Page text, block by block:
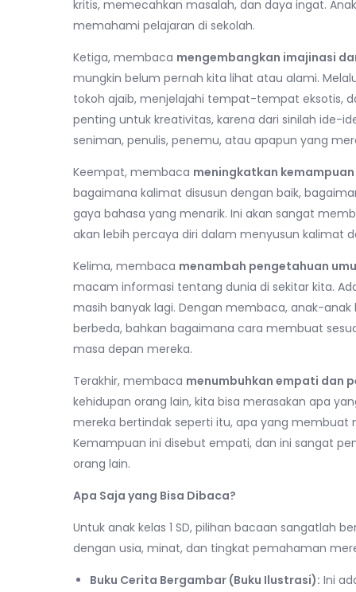
kritis, memecahkan masalah, dan daya ingat.
memahami pelajaran di sekolah.
Ketiga, membaca mengembangkan imajinasi
mungkin belum pernah kita lihat atau alami.
tokoh ajaib, menjelajahi tempat-tempat eksotis,
penting untuk kreativitas, karena dari sinilah ide-
seniman, penulis, penemu, atau apapun yang
Keempat, membaca meningkatkan
bagaimana kalimat disusun dengan baik,
gaya bahasa yang menarik. Ini akan sangat
akan lebih percaya diri dalam menyusun kalimat
Kelima, membaca menambah pengetahuan
macam informasi tentang dunia di sekitar kita.
masih banyak lagi. Dengan membaca, anak-
berbeda, bahkan bagaimana cara membuat
masa depan mereka.
Terakhir, membaca menumbuhkan empati dan
kehidupan orang lain, kita bisa merasakan apa
mereka bertindak seperti itu, apa yang
Kemampuan ini disebut empati, dan ini sangat
orang lain.
Apa Saja yang Bisa Dibaca?
Untuk anak kelas 1 SD, pilihan bacaan sangatlah
dengan usia, minat, dan tingkat pemahaman
Buku Cerita Bergambar (Buku Ilustrasi): Ini